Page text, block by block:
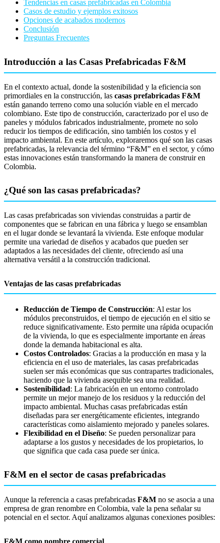
Tendencias en casas prefabricadas en Colombia
Casos de estudio y ejemplos exitosos
Opciones de acabados modernos
Conclusión
Preguntas Frecuentes
Introducción a las Casas Prefabricadas F&M
En el contexto actual, donde la sostenibilidad y la eficiencia son
primordiales en la construcción, las casas prefabricadas F&M
están ganando terreno como una solución viable en el mercado
colombiano. Este tipo de construcción, caracterizado por el uso de
paneles y módulos fabricados industrialmente, promete no solo
reducir los tiempos de edificación, sino también los costos y el
impacto ambiental. En este artículo, exploraremos qué son las casas
prefabricadas, la relevancia del término “F&M” en el sector, y cómo
estas innovaciones están transformando la manera de construir en
Colombia.
¿Qué son las casas prefabricadas?
Las casas prefabricadas son viviendas construidas a partir de
componentes que se fabrican en una fábrica y luego se ensamblan
en el lugar donde se levantará la vivienda. Este enfoque modular
permite una variedad de diseños y acabados que pueden ser
adaptados a las necesidades del cliente, ofreciendo así una
alternativa versátil a la construcción tradicional.
Ventajas de las casas prefabricadas
Reducción de Tiempo de Construcción: Al estar los
módulos preconstruidos, el tiempo de ejecución en el sitio se
reduce significativamente. Esto permite una rápida ocupación
de la vivienda, lo que es especialmente importante en áreas
donde la demanda habitacional es alta.
Costos Controlados: Gracias a la producción en masa y la
eficiencia en el uso de materiales, las casas prefabricadas
suelen ser más económicas que sus contrapartes tradicionales,
haciendo que la vivienda asequible sea una realidad.
Sostenibilidad: La fabricación en un entorno controlado
permite un mejor manejo de los residuos y la reducción del
impacto ambiental. Muchas casas prefabricadas están
diseñadas para ser energéticamente eficientes, integrando
características como aislamiento mejorado y paneles solares.
Flexibilidad en el Diseño: Se pueden personalizar para
adaptarse a los gustos y necesidades de los propietarios, lo
que significa que cada casa puede ser única.
F&M en el sector de casas prefabricadas
Aunque la referencia a casas prefabricadas F&M no se asocia a una
empresa de gran renombre en Colombia, vale la pena señalar su
potencial en el sector. Aquí analizamos algunas conexiones posibles: